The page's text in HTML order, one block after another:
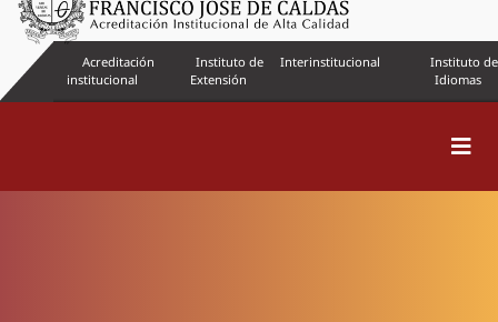
Acreditación
institucional
Instituto de
Extensión
Interinstitucional
Instituto de
Idiomas